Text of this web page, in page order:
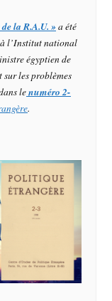
la R.A.U. » a été
l’Institut national
égyptien de
les problèmes
lenuméro 2-
.